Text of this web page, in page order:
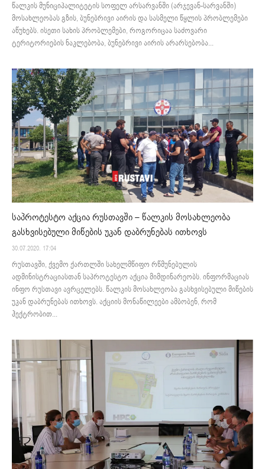
წალკის მუნიციპალიტეტის სოფელ არსარვანში (არჯევან-სარვანში)
მოსახლეობას გზის, ბუნებრივი აირის და სასმელი წყლის პრობლემები
აწუხებს. ისეთი სახის პრობლემები, როგორიცაა საძოვარი
ტერიტორიების ნაკლებობა, ბუნებრივი აირის არარსებობა...
საპროტესტო აქცია რუსთავში – წალკის მოსახლეობა
გასხვისებული მიწების უკან დაბრუნებას ითხოვს
30.07.2020. 17:04
რუსთავში, ქვემო ქართლში სახელმწიფო რწმუნებულის
ადმინისტრაციასთან საპროტესტო აქცია მიმდინარეობს. ინფორმაციას
ინფო რუსთავი ავრცელებს. წალკის მოსახლეობა გასხვისებული მიწების
უკან დაბრუნებას ითხოვს. აქციის მონაწილეები ამბობენ, რომ
ჰექტრობით...